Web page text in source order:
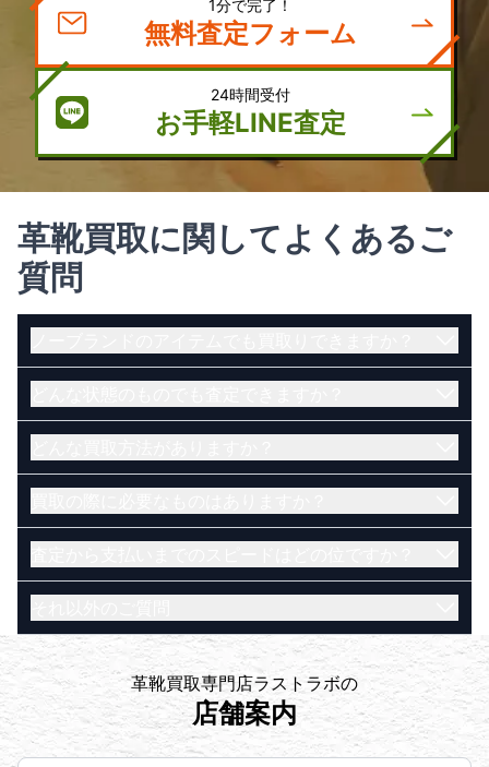
1分で完了！
無料査定フォーム
24時間受付
お手軽LINE査定
革靴買取に関してよくあるご
質問
電話で直接相談したい方はこちら（受付時間
10:00~20:00）
メールで査定を依頼したい方はこちら
LINEで査定を依頼したい方はこちら
ざいます。まずは当店にお問い合わせくださいま
鑑定士に電話で直接相談したい方はこちら（受付
時間 10:00~20:00）
メールで査定を依頼したい方はこちら
LINEで査定を依頼したい方はこちら
【店頭買取】
します。金額にご納得いただけたらその場で現金に
【宅配買取】
お品物をダンボールに詰めて送るだけの人気サービ
スです。忙しくてお店に行く時間のない方や遠方の
方にもお勧めです。
【出張買取】
で、下記の1～8のうち、いずれか一つをお持ちくだ
運転免許証
運転経歴証明書
パスポート
住民基本台帳カード
健康保険証※
いたします。宅配買取であれば買取成立後、即日ま
たは翌日営業日には送金いたします。
※1. 金融機関の営業日によって送金日が前後する可能
性がございます。
※2. 100万円を超えるお支払いに際しては、お支払い
恐れ入りますが、下記よりお問い合わせ下さいま
せ。
よくある質問一覧はこちら
電話でのご相談はこちら（受付時間
革靴買取専門店ラストラボの
店舗案内